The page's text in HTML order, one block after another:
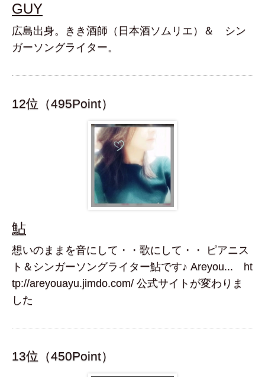
GUY
広島出身。きき酒師（日本酒ソムリエ）＆ シン
ガーソングライター。
12位（495Point）
鮎
想いのままを音にして・・歌にして・・ ピアニス
ト＆シンガーソングライター鮎です♪ Areyou... ht
tp://areyouayu.jimdo.com/ 公式サイトが変わりま
した
13位（450Point）